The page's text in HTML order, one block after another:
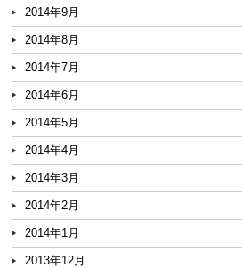
2014年9月
2014年8月
2014年7月
2014年6月
2014年5月
2014年4月
2014年3月
2014年2月
2014年1月
2013年12月